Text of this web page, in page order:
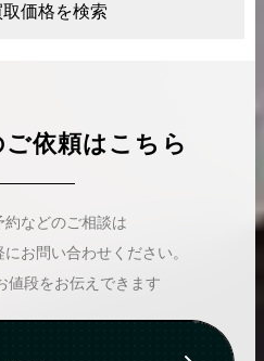
価格を検索
依頼はこちら
約などのご相談は
お問い合わせください。
値段をお伝えできます